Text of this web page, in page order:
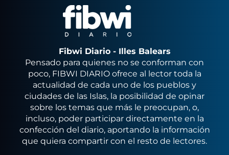
Fibwi Diario - Illes Balears
Pensado para quienes no se conforman con
poco, FIBWI DIARIO ofrece al lector toda la
actualidad de cada uno de los pueblos y
ciudades de las Islas, la posibilidad de opinar
sobre los temas que más le preocupan, o,
incluso, poder participar directamente en la
confección del diario, aportando la información
que quiera compartir con el resto de lectores.